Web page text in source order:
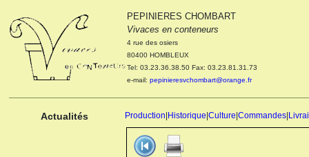
PEPINIERES CHOMBART
Vivaces en conteneurs
4 rue des osiers
80400 HOMBLEUX
Tel: 03.23.36.38.50 Fax: 03.23.81.31.73
e-mail: pepinieresvchombart@orange.fr
Actualités Production Historique Culture Commandes
Le 04 et 05 octobre 2022
Portes ouvertes de la
pépinière : Visite des
cultures, découverte des
nouveautés. Le rendez-vous
des passionnés Le mardi 04